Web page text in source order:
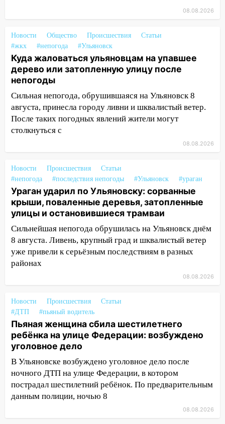
мошенники под видом преподавателя
упавшее дерево или затопленную улицу
после непогоды
13:59 В Новом городе ураганным
ветром сорвало опалубку со
строящегося дома
13:54 В мэрии Ульяновска рассказали,
как устраняют последствия мощного
шторма
Орджоникидзе
13:47 На Нижней Террасе мощным
ветром вырвало дерево с корнем
13:46 Сильный ветер сорвал крышу с
СТО на проспекте Созидателей
13:35 Непогода продолжает бить по
транспорту: в Ульяновске трамвай
дороги в Ульяновске: фото
13:17
Непогода в Ульяновске не
закончится сегодня: сильные ливни
сохранятся 9 августа
13:15 Трижды «брал в долг» без спроса:
житель Вешкаймского района похитил у
знакомого 191 тысячу рублей
13:14 Ураган оторвал светофор на
08.08.2026
Новости Общество Происшествия
Статьи
#жкх
#непогода #Ульяновск
Куда жаловаться ульяновцам на упавшее
дерево или затопленную улицу после
непогоды
Сильная непогода, обрушившаяся на Ульяновск 8
августа, принесла городу ливни и шквалистый ветер.
После таких погодных явлений жители могут
столкнуться с
08.08.2026
Новости Происшествия
Статьи
#непогода
#последствия непогоды #Ульяновск #ураган
Ураган ударил по Ульяновску: сорванные
крыши, поваленные деревья, затопленные
улицы и остановившиеся трамваи
Сильнейшая непогода обрушилась на Ульяновск днём
8 августа. Ливень, крупный град и шквалистый ветер
уже привели к серьёзным последствиям в разных
районах
08.08.2026
Новости Происшествия
Статьи
#ДТП
#пьяный водитель
Пьяная женщина сбила шестилетнего
ребёнка на улице Федерации: возбуждено
уголовное дело
В Ульяновске возбуждено уголовное дело после
ночного ДТП на улице Федерации, в котором
пострадал шестилетний ребёнок. По предварительным
данным полиции, ночью 8
08.08.2026